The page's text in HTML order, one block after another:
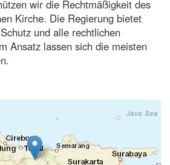
wir die Rechtmäßigkeit des
Kirche. Die Regierung bietet
und alle rechtlichen
Ansatz lassen sich die meisten